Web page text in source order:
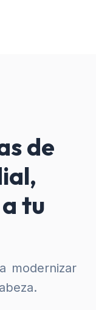
de
tu
modernizar